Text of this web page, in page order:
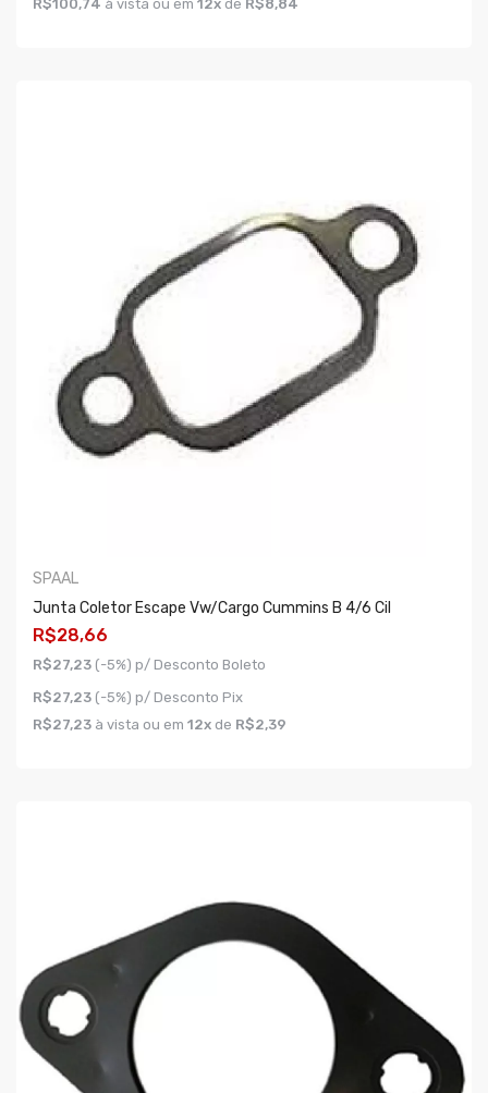
R$100,74 à vista ou em 12x de R$8,84
SPAAL
Junta Coletor Escape Vw/cargo Cummins B 4/6 Cil
R$28,66
R$27,23 (-5%) p/ Desconto Boleto
R$27,23 (-5%) p/ Desconto Pix
R$27,23 à vista ou em 12x de R$2,39